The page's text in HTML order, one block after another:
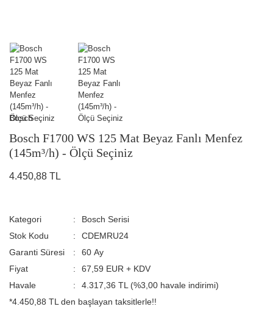
Bosch
Bosch F1700 WS 125 Mat Beyaz Fanlı Menfez
(145m³/h) - Ölçü Seçiniz
4.450,88 TL
Kategori
Bosch Serisi
Stok Kodu
CDEMRU24
Garanti Süresi
60 Ay
Fiyat
67,59 EUR + KDV
Havale
4.317,36 TL (%3,00 havale indirimi)
*4.450,88 TL den başlayan taksitlerle!!